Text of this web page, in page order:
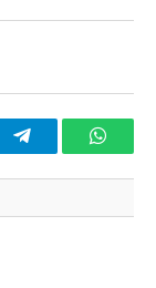
Telegram